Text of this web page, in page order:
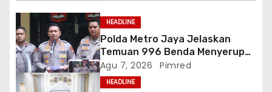
p
o
s
HEADLINE
Polda Metro Jaya Jelaskan
Temuan 996 Benda Menyerupai
Senjata di Yayasan Jaksel
Agu 7, 2026 Pimred
HEADLINE